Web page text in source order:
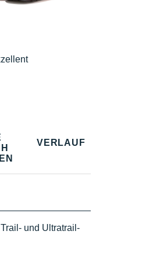
VERLAUF
und Ultratrail-